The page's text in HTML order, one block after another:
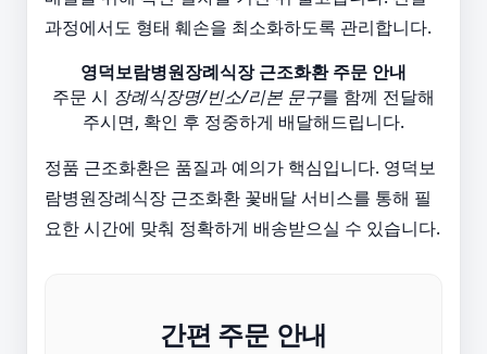
과정에서도 형태 훼손을 최소화하도록 관리합니다.
영덕보람병원장례식장 근조화환 주문 안내
주문 시 장례식장명/빈소/리본 문구를 함께 전달해
주시면, 확인 후 정중하게 배달해드립니다.
정품 근조화환은 품질과 예의가 핵심입니다. 영덕보
람병원장례식장 근조화환 꽃배달 서비스를 통해 필
요한 시간에 맞춰 정확하게 배송받으실 수 있습니다.
간편 주문 안내